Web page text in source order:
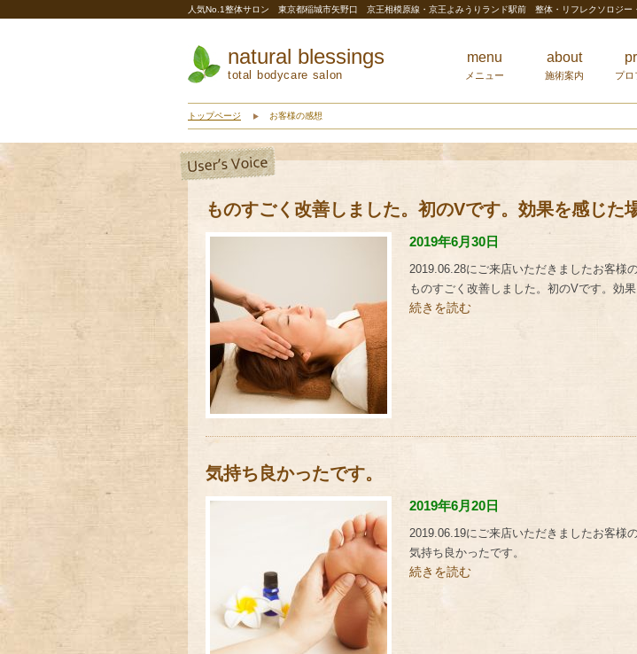
人気No.1整体サロン 東京都稲城市矢野口 京王相模原線・京王よみうりランド駅前 整体・リフレクソロジ
natural blessings
total bodycare salon
menu
メニュー
about
施術案内 プロ
トップページ お客様の感想
ものすごく改善しました。初のVです。効果を感じた
2019年6月30日
2019.06.28にご来店いただきましたお客様の
ものすごく改善しました。初のVです。効
続きを読む
気持ち良かったです。
2019年6月20日
2019.06.19にご来店いただきましたお客様の
気持ち良かったです。
続きを読む